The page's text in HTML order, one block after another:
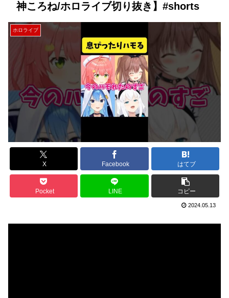
神ころね/ホロライブ切り抜き】#shorts
ホロライブ
X Facebook はてブ
Pocket LINE コピー
2024.05.13